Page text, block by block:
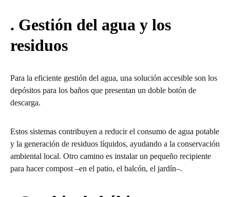
. Gestión del agua y los
residuos
Para la eficiente gestión del agua, una solución accesible son los
depósitos para los baños que presentan un doble botón de
descarga.
Estos sistemas contribuyen a reducir el consumo de agua potable
y la generación de residuos líquidos, ayudando a la conservación
ambiental local. Otro camino es instalar un pequeño recipiente
para hacer compost –en el patio, el balcón, el jardín–.